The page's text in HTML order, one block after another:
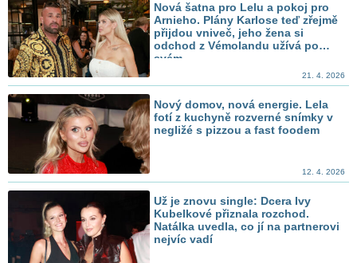
Nová šatna pro Lelu a pokoj pro
Arnieho. Plány Karlose teď zřejmě
přijdou vniveč, jeho žena si
odchod z Vémolandu užívá po
svém
21. 4. 2026
Nový domov, nová energie. Lela
fotí z kuchyně rozverné snímky v
negližé s pizzou a fast foodem
12. 4. 2026
Už je znovu single: Dcera Ivy
Kubelkové přiznala rozchod.
Natálka uvedla, co jí na partnerovi
nejvíc vadí